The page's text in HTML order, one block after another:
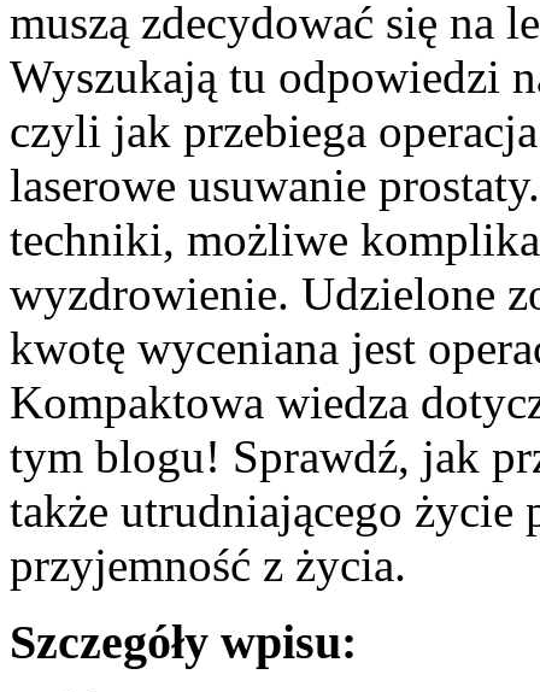
muszą zdecydować się na
Wyszukają tu odpowiedzi
czyli jak przebiega
laserowe usuwanie
techniki, możliwe
wyzdrowienie. Udzielone
kwotę wyceniana jest
Kompaktowa wiedza
tym blogu! Sprawdź, jak
także utrudniającego
przyjemność z życia.
Szczegóły wpisu: